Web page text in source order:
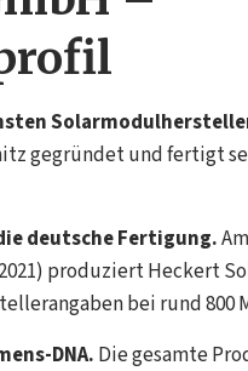
gegründet und fertigt
deutsche Fertigung.
produziert Heckert
bei rund 800
DNA. Die gesamte